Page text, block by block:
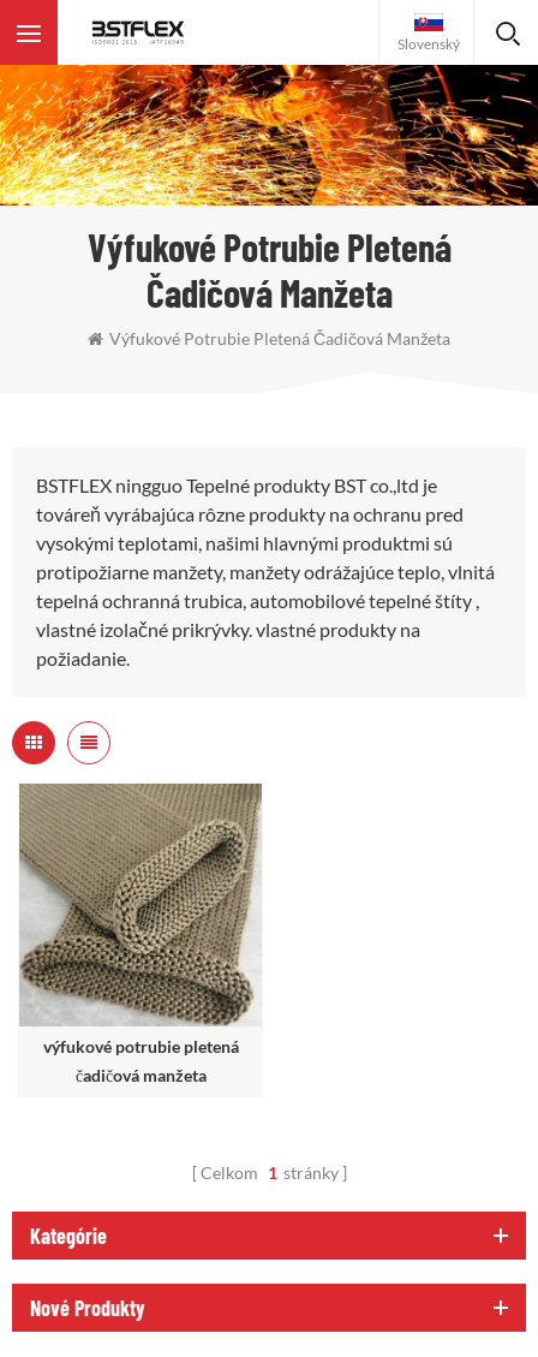
Slovenský
Výfukové Potrubie Pletená
Čadičová Manžeta
Výfukové Potrubie Pletená Čadičová Manžeta
BSTFLEX ningguo Tepelné produkty BST co.,ltd je
továreň vyrábajúca rôzne produkty na ochranu pred
vysokými teplotami, našimi hlavnými produktmi sú
protipožiarne manžety, manžety odrážajúce teplo, vlnitá
tepelná ochranná trubica, automobilové tepelné štíty ,
vlastné izolačné prikrývky. vlastné produkty na
požiadanie.
výfukové potrubie pletená
čadičová manžeta
Celkom 1 stránky
Kategórie
Nové Produkty